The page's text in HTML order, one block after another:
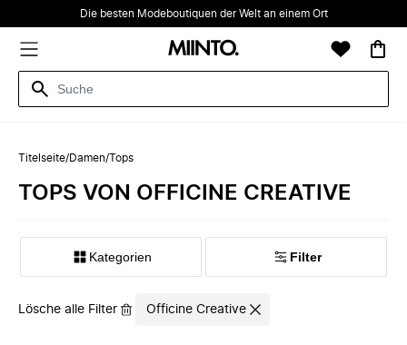
Die besten Modeboutiquen der Welt an einem Ort
Titelseite/Damen/Tops
TOPS VON OFFICINE CREATIVE
Kategorien Filter
Lösche alle Filter Officine Creative